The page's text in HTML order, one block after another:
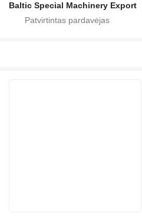
Baltic Special Machinery Export